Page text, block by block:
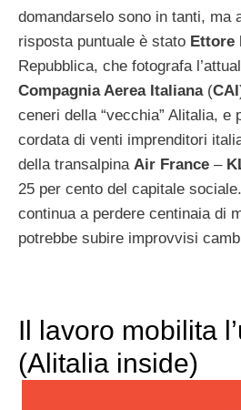
domandarselo sono in tanti, ma
risposta puntuale è stato Ettore
Repubblica, che fotografa
Compagnia Aerea Italiana(CAI
ceneri della “vecchia” Alitalia, e
cordata di venti imprenditori
della transalpina Air France –
25 per cento del capitale
continua a perdere centinaia di
potrebbe subire improvvisi
Il lavoro mobilita
(Alitalia inside)